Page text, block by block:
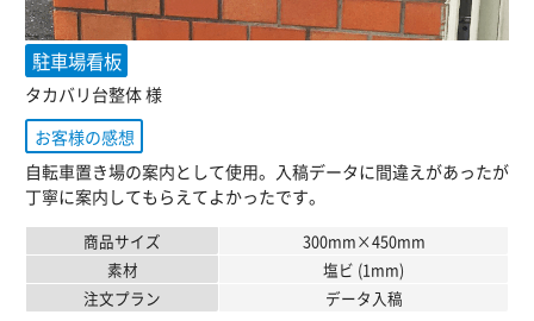
駐車場看板
タカバリ台整体 様
お客様の感想
自転車置き場の案内として使用。入稿データに間違えがあったが
丁寧に案内してもらえてよかったです。
商品サイズ
300mm×450mm
素材
塩ビ (1mm)
注文プラン
データ入稿